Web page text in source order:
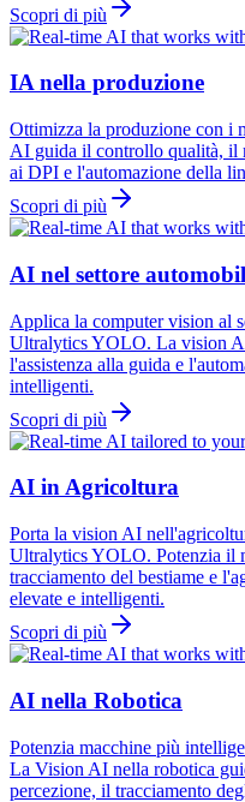
Scopri di più
IA nella produzione
Ottimizza la produzione con
AI guida il controllo qualità, il
ai DPI e l'automazione della
Scopri di più
AI nel settore
Applica la computer vision al
Ultralytics YOLO. La vision
l'assistenza alla guida e
intelligenti.
Scopri di più
AI in Agricoltura
Porta la vision AI
Ultralytics YOLO. Potenzia il
tracciamento del bestiame e
elevate e intelligenti.
Scopri di più
AI nella Robotica
Potenzia macchine più
La Vision AI nella robotica
percezione, il tracciamento